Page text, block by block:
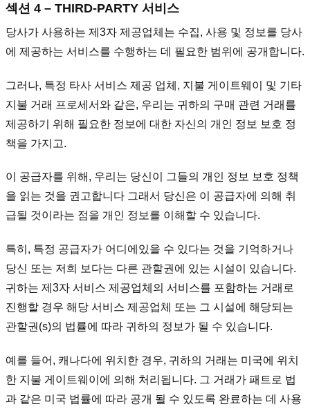
섹션 4 – THIRD-PARTY 서비스
당사가 사용하는 제3자 제공업체는 수집, 사용 및 정보를 당사
에 제공하는 서비스를 수행하는 데 필요한 범위에 공개합니다.
그러나, 특정 타사 서비스 제공 업체, 지불 게이트웨이 및 기타
지불 거래 프로세서와 같은, 우리는 귀하의 구매 관련 거래를
제공하기 위해 필요한 정보에 대한 자신의 개인 정보 보호 정
책을 가지고.
이 공급자를 위해, 우리는 당신이 그들의 개인 정보 보호 정책
을 읽는 것을 권고합니다 그래서 당신은 이 공급자에 의해 취
급될 것이라는 점을 개인 정보를 이해할 수 있습니다.
특히, 특정 공급자가 어디에있을 수 있다는 것을 기억하거나
당신 또는 저희 보다는 다른 관할권에 있는 시설이 있습니다.
귀하는 제3자 서비스 제공업체의 서비스를 포함하는 거래로
진행할 경우 해당 서비스 제공업체 또는 그 시설에 해당되는
관할권(s)의 법률에 따라 귀하의 정보가 될 수 있습니다.
예를 들어, 캐나다에 위치한 경우, 귀하의 거래는 미국에 위치
한 지불 게이트웨이에 의해 처리됩니다. 그 거래가 패트로 법
과 같은 미국 법률에 따라 공개 될 수 있도록 완료하는 데 사용